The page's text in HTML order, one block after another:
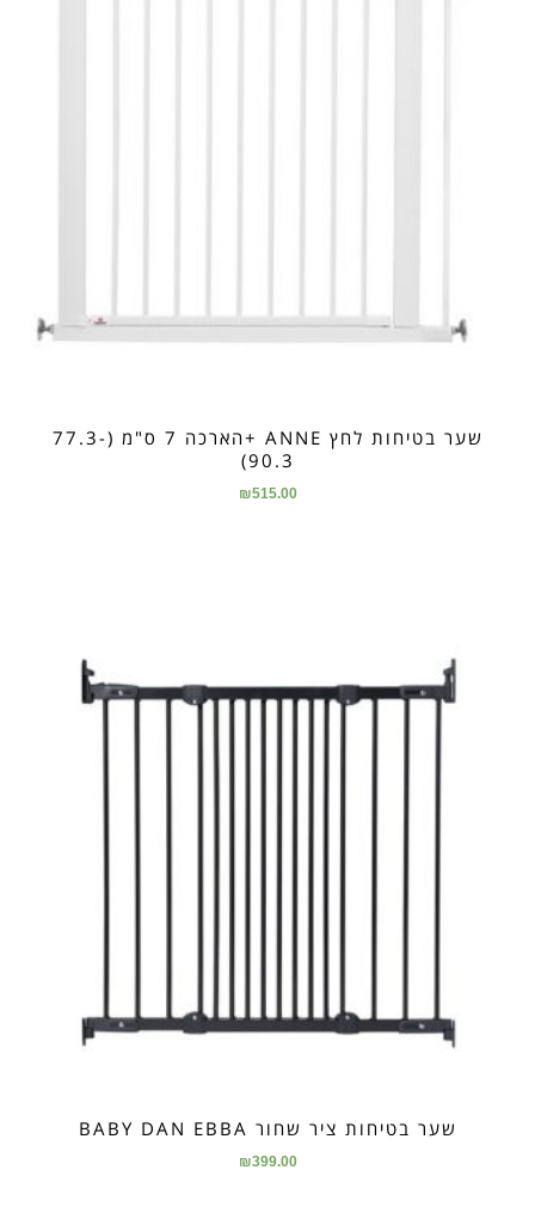
שער בטיחות לחץ ANNE +הארכה 7 ס"מ (77.3-
90.3)
₪515.00
שער בטיחות ציר שחור BABY DAN EBBA
₪399.00